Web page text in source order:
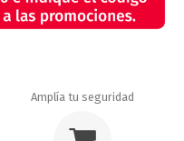
Amplía tu seguridad